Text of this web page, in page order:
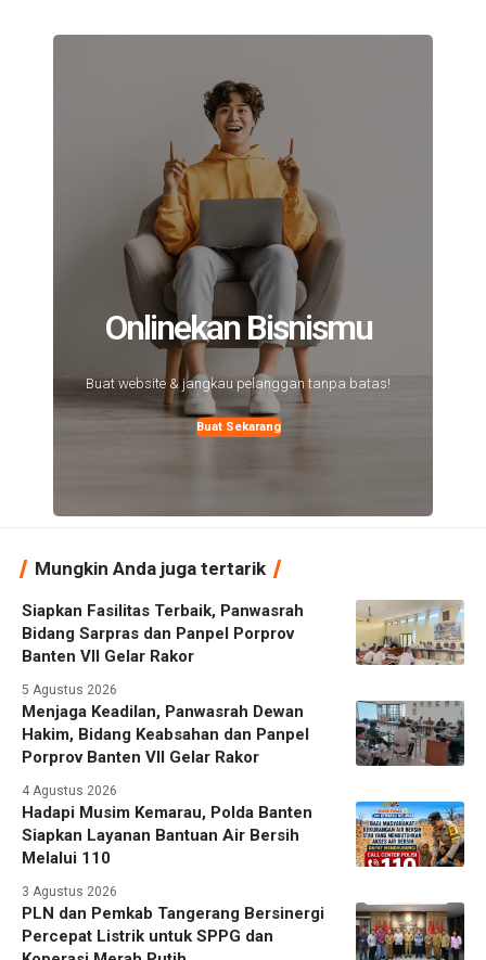
Onlinekan Bisnismu
Buat website & jangkau pelanggan tanpa batas!
Buat Sekarang
Mungkin Anda juga tertarik
Siapkan Fasilitas Terbaik, Panwasrah
Bidang Sarpras dan Panpel Porprov
Banten VII Gelar Rakor
5 Agustus 2026
Menjaga Keadilan, Panwasrah Dewan
Hakim, Bidang Keabsahan dan Panpel
Porprov Banten VII Gelar Rakor
4 Agustus 2026
Hadapi Musim Kemarau, Polda Banten
Siapkan Layanan Bantuan Air Bersih
Melalui 110
3 Agustus 2026
PLN dan Pemkab Tangerang Bersinergi
Percepat Listrik untuk SPPG dan